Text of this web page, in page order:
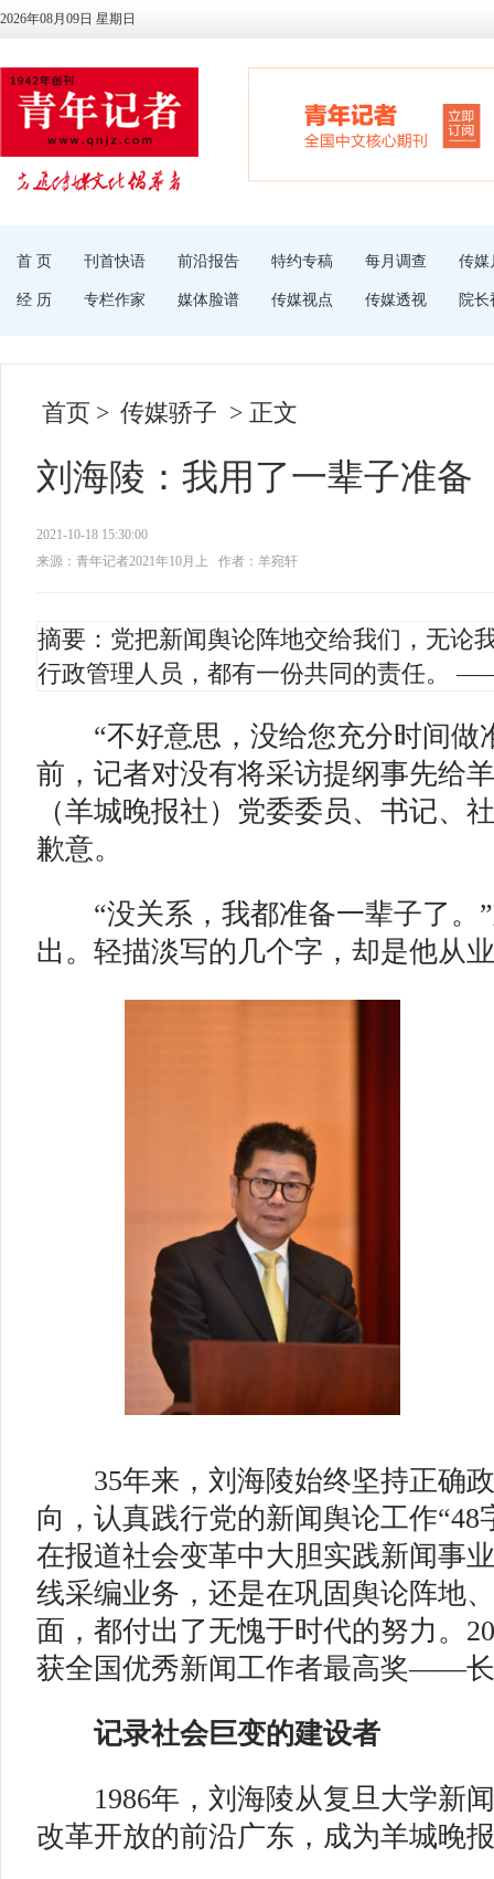
2026年08月09日 星期日
首 页 刊首快语 前沿报告 特约专稿 每月调查 传媒
经 历 专栏作家 媒体脸谱 传媒视点 传媒透视 院长
首页 > 传媒骄子 > 正文
刘海陵：我用了一辈子准备
2021-10-18 15:30:00
来源：青年记者2021年10月上
作者：羊宛轩
摘要：党把新闻舆论阵地交给我们，无论
行政管理人员，都有一份共同的责任。
“不好意思，没给您充分时间做
前，记者对没有将采访提纲事先给
（羊城晚报社）党委委员、书记、
歉意。
“没关系，我都准备一辈子了。”
出。轻描淡写的几个字，却是他从
35年来，刘海陵始终坚持正确政
向，认真践行党的新闻舆论工作“48
在报道社会变革中大胆实践新闻事
线采编业务，还是在巩固舆论阵地
面，都付出了无愧于时代的努力。
获全国优秀新闻工作者最高奖——
记录社会巨变的建设者
1986年，刘海陵从复旦大学新闻
改革开放的前沿广东，成为羊城晚